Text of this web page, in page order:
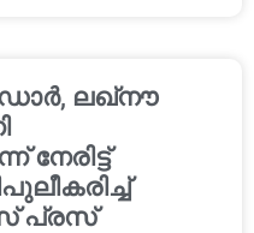
ലഖ്നൗ
പ്രസ്